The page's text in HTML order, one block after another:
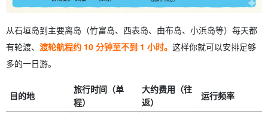
从石垣岛到主要离岛（竹富岛、西表岛、由布岛、小浜岛等）每天都
有轮渡、 渡轮航程约 10 分钟至不到 1 小时。 这样你就可以安排足够
多的一日游。
目的地
旅行时间（单
程）
大约费用（往
返）
运行频率